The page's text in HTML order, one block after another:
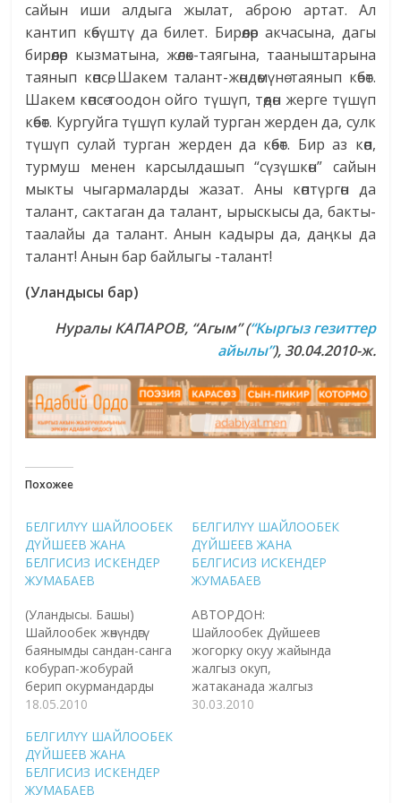
сайын иши алдыга жылат, аброю артат. Ал
кантип көбүштү да билет. Бирөөлөр акчасына, дагы
бирөөлөр кызматына, жөлөк-таягына, тааныштарына
таянып көпсө, Шакем талант-жөндөмүнө таянып көбөт.
Шакем көпсө тоодон ойго түшүп, төөдөн жерге түшүп
көбөт. Кургуйга түшүп кулай турган жерден да, сулк
түшүп сулай турган жерден да көбөт. Бир аз көөп,
турмуш менен карсылдашып “сүзүшкөн” сайын
мыкты чыгармаларды жазат. Аны көптүргөн да
талант, сактаган да талант, ырыскысы да, бакты-
таалайы да талант. Анын кадыры да, даңкы да
талант! Анын бар байлыгы -талант!
(Уландысы бар)
Нуралы КАПАРОВ, “Агым” (“Кыргыз гезиттер
айылы”), 30.04.2010-ж.
Похожее
БЕЛГИЛҮҮ ШАЙЛООБЕК
ДҮЙШЕЕВ ЖАНА
БЕЛГИСИЗ ИСКЕНДЕР
ЖУМАБАЕВ
(Уландысы. Башы)
Шайлообек жөнүндөгү
баянымды сандан-санга
кобурап-жобурай
берип окурмандарды
тажатып жиберген
чочулап ойлоп коем.
Мен анчейин узак эмес
өмүрүмдө камыр-жумур
мамилешкен көп деле
18.05.2010
БЕЛГИЛҮҮ ШАЙЛООБЕК
ДҮЙШЕЕВ ЖАНА
БЕЛГИСИЗ ИСКЕНДЕР
ЖУМАБАЕВ
АВТОРДОН:
Шайлообек Дүйшеев
жогорку окуу жайында
жалгыз окуп,
жатаканада жалгыз
жашаган эмес.
30.03.2010
БЕЛГИЛҮҮ ШАЙЛООБЕК
ДҮЙШЕЕВ ЖАНА
БЕЛГИСИЗ ИСКЕНДЕР
ЖУМАБАЕВ